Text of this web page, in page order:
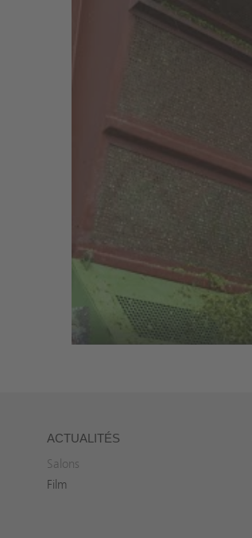
ACTUALITÉS
Salons
Film